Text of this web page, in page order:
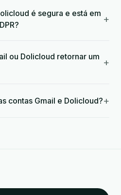
é segura e está em +
ou Dolicloud retornar um +
contas Gmail e Dolicloud?+